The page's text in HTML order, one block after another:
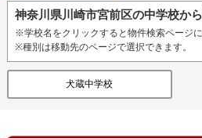
神奈川県川崎市宮前区の中学校か
※学校名をクリックすると物件検索ページに
※種別は移動先のページで選択できます。
犬蔵中学校